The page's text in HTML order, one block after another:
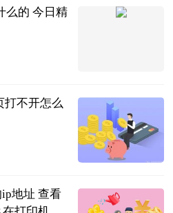
么的 今日精
打不开怎么
地址 查看